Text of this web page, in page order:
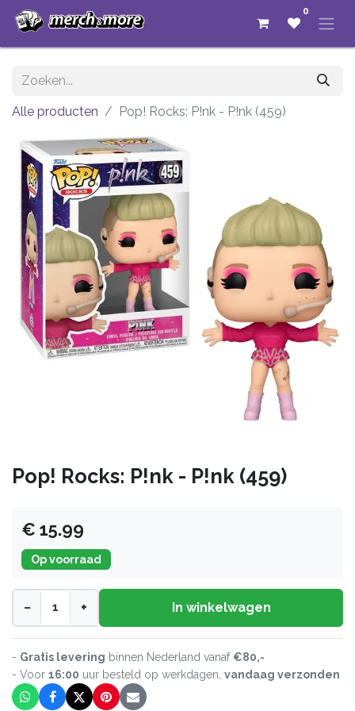
0
Alle producten Pop! Rocks: P!nk - P!nk (459)
Pop! Rocks: P!nk - P!nk (459)
€ 15.99
Op voorraad
− + In winkelwagen
- Gratis levering binnen Nederland vanaf €80,-
- Voor 16:00 uur besteld op werkdagen, vandaag verzonden